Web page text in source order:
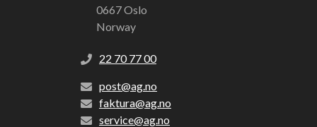
0667 Oslo
Norway
22 70 77 00
post@ag.no
faktura@ag.no
service@ag.no